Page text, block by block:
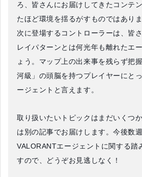
ろ、皆さんにお届けしてきたコンテ
たほど環境を揺るがすものではあり
次に登場するコントローラーは、皆
レイパターンとは何光年も離れたエ
ょう。マップ上の出来事を残らず把
河級」の頭脳を持つプレイヤーにと
ージェントと言えます。
取り扱いたいトピックはまだいくつ
は別の記事でお届けします。今後数
VALORANTエージェントに関する踏
すので、どうぞお見逃しなく！